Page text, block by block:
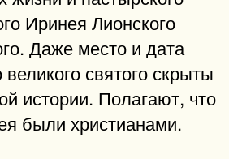
Иринея Лионского
Даже место и дата
святого скрыты
истории. Полагают, что
были христианами.